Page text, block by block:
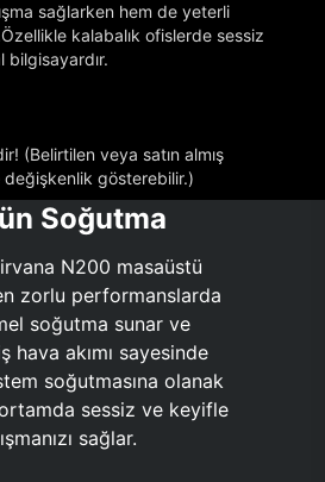
sağlarken hem de yeterli
kalabalık ofislerde sessiz
bilgisayardır.
(Belirtilen veya satın almış
gösterebilir.)
Soğutma
N200 masaüstü
zorlu performanslarda
soğutma sunar ve
hava akımı sayesinde
soğutmasına olanak
sessiz ve keyifle
sağlar.